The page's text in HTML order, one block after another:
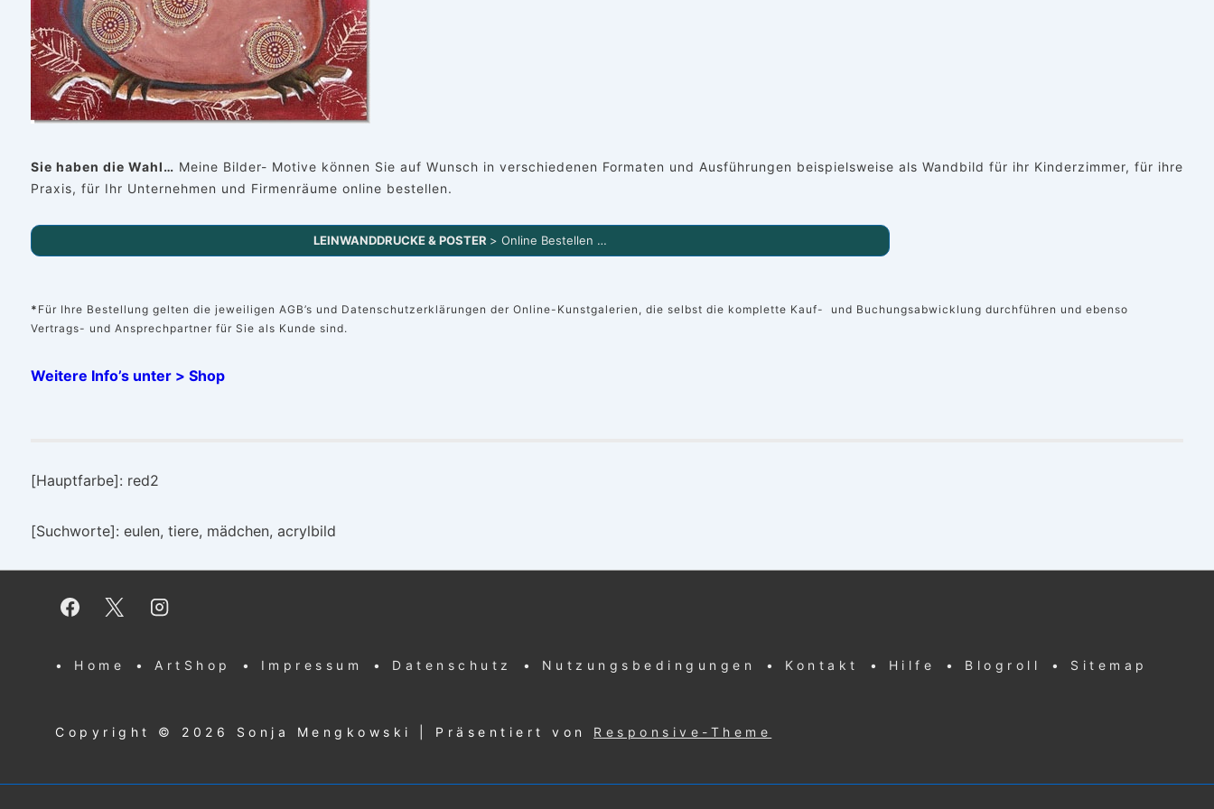
Sie haben die Wahl… Meine Bilder- Motive können Sie auf Wunsch in verschiedenen Formaten und Ausführungen beispielsweise als Wandbild für ihr Kinderzimmer, für ihre
Praxis, für Ihr Unternehmen und Firmenräume online bestellen.
LEINWANDDRUCKE & POSTER > Online Bestellen …
* Für Ihre Bestellung gelten die jeweiligen AGB’s und Datenschutzerklärungen der Online-Kunstgalerien, die selbst die komplette Kauf- und Buchungsabwicklung durchführen und ebenso
Vertrags- und Ansprechpartner für Sie als Kunde sind.
Weitere Info’s unter > Shop
[Hauptfarbe]: red2
[Suchworte]: eulen, tiere, mädchen, acrylbild
Footer-
• Home • ArtShop • Impressum • Datenschutz • Nutzungsbedingungen • Kontakt • Hilfe • Blogroll • Sitemap
Copyright © 2026 Sonja Mengkowski | Präsentiert von Responsive-Theme